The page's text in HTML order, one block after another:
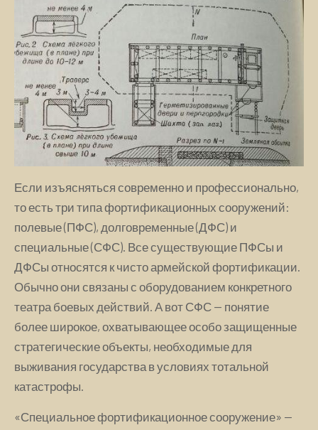
Если изъясняться современно и профессионально,
то есть три типа фортификационных сооружений:
полевые (ПФС), долговременные (ДФС) и
специальные (СФС). Все существующие ПФСы и
ДФСы относятся к чисто армейской фортификации.
Обычно они связаны с оборудованием конкретного
театра боевых действий. А вот СФС — понятие
более широкое, охватывающее особо защищенные
стратегические объекты, необходимые для
выживания государства в условиях тотальной
катастрофы.
«Специальное фортификационное сооружение» —